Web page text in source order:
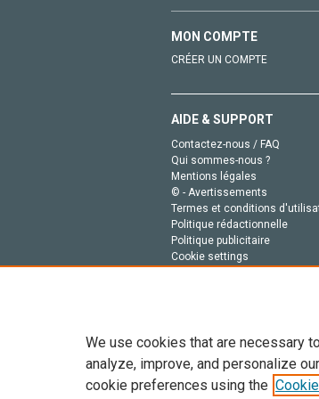
MON COMPTE
CRÉER UN COMPTE
AIDE & SUPPORT
Contactez-nous / FAQ
Qui sommes-nous ?
Mentions légales
© - Avertissements
Termes et conditions
Politique rédactionnelle
Politique publicitaire
Cookie settings
Tout le contenu de ce site:
We use cookies that are necessary
analyze, improve, and personalize
cookie preferences using the